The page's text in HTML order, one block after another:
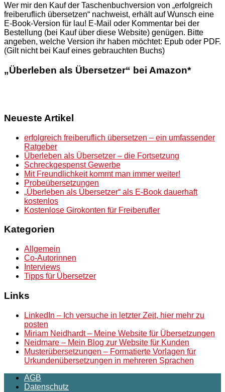
Wer mir den Kauf der Taschenbuchversion von „erfolgreich
freiberuflich übersetzen“ nachweist, erhält auf Wunsch eine
E-Book-Version für lau! E-Mail oder Kommentar bei der
Bestellung (bei Kauf über diese Website) genügen. Bitte
angeben, welche Version ihr haben möchtet: Epub oder PDF.
(Gilt nicht bei Kauf eines gebrauchten Buchs)
„Überleben als Übersetzer“ bei Amazon*
Neueste Artikel
erfolgreich freiberuflich übersetzen – ein umfassender
Ratgeber
Überleben als Übersetzer – die Fortsetzung
Schreckgespenst Gewerbe
Mit Freundlichkeit kommt man immer weiter!
Probeübersetzungen
„Überleben als Übersetzer“ als E-Book dauerhaft
kostenlos
Kostenlose Girokonten für Freiberufler
Kategorien
Allgemein
Co-Autorinnen
Interviews
Tipps für Übersetzer
Links
LinkedIn – Ich versuche in letzter Zeit, hier mehr zu
posten
Miriam Neidhardt – Meine Website für Übersetzungen
Neidmare – Mein Blog zur Website für Kunden
Musterübersetzungen – Formatierte Vorlagen für
Urkundenübersetzungen in mehreren Sprachen
AGB
Datenschutz